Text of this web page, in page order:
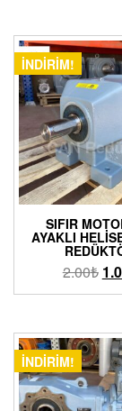
İNDIRIM!
SIFIR
AYAKLI
2.00₺
İNDIRIM!